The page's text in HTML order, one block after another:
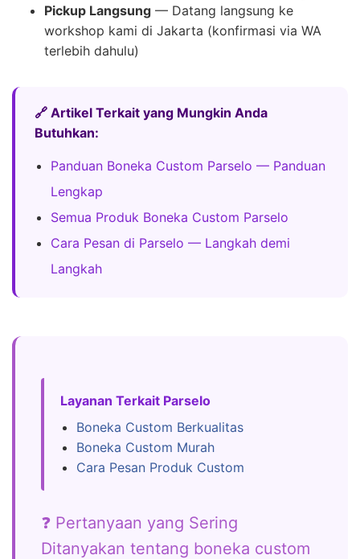
Pickup Langsung — Datang langsung ke
workshop kami di Jakarta (konfirmasi via WA
terlebih dahulu)
🔗 Artikel Terkait yang Mungkin Anda
Butuhkan:
Panduan Boneka Custom Parselo — Panduan
Lengkap
Semua Produk Boneka Custom Parselo
Cara Pesan di Parselo — Langkah demi
Langkah
Layanan Terkait Parselo
Boneka Custom Berkualitas
Boneka Custom Murah
Cara Pesan Produk Custom
❓ Pertanyaan yang Sering
Ditanyakan tentang boneka custom